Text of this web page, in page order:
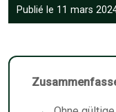
Publié le 11 mars